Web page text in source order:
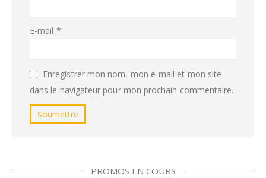
E-mail *
Enregistrer mon nom, mon e-mail et mon site
dans le navigateur pour mon prochain commentaire.
PROMOS EN COURS